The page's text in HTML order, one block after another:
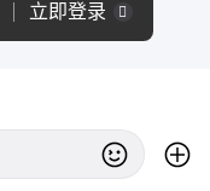
立即登录